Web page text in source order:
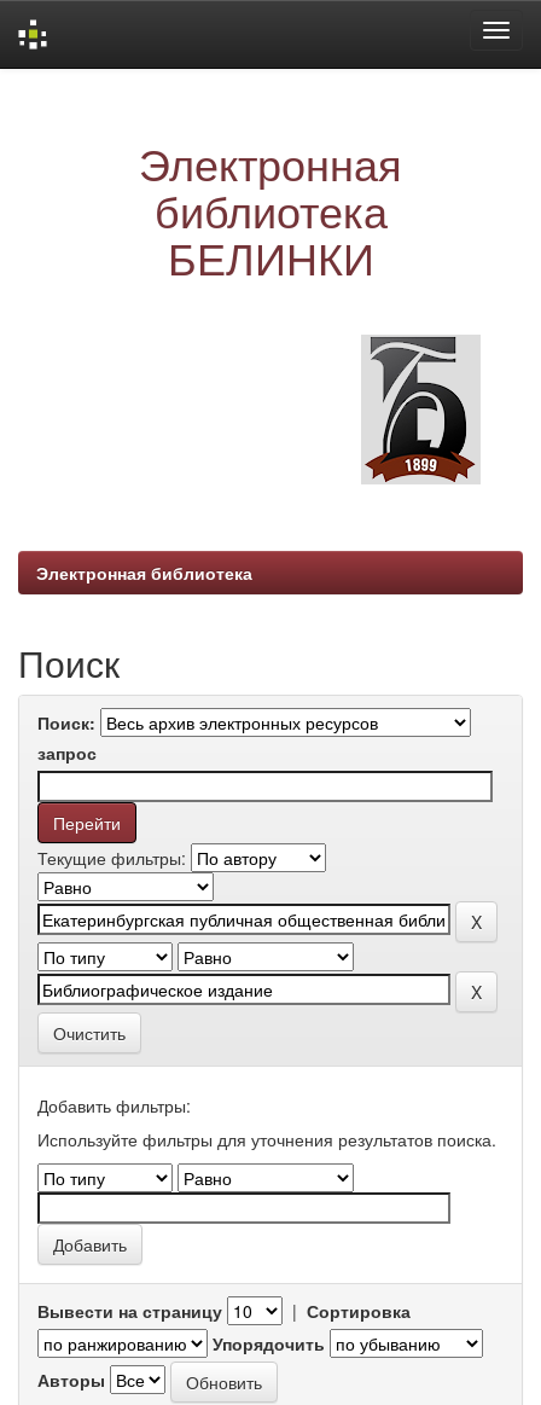
Электронная
библиотека
БЕЛИНКИ
Электронная библиотека
Поиск
Поиск:
запрос
Текущие фильтры:
Очистить
Добавить фильтры:
Используйте фильтры для уточнения результатов поиска.
Вывести на страницу | Сортировка
Упорядочить
Авторы